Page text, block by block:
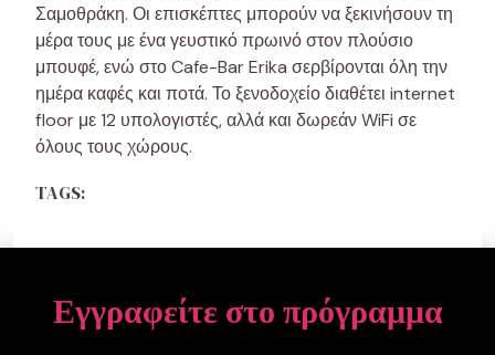
Σαμοθράκη. Οι επισκέπτες μπορούν να ξεκινήσουν τη
μέρα τους με ένα γευστικό πρωινό στον πλούσιο
μπουφέ, ενώ στο Cafe-Bar Erika σερβίρονται όλη την
ημέρα καφές και ποτά. Το ξενοδοχείο διαθέτει internet
floor με 12 υπολογιστές, αλλά και δωρεάν WiFi σε
όλους τους χώρους.
TAGS:
Εγγραφείτε στο πρόγραμμα